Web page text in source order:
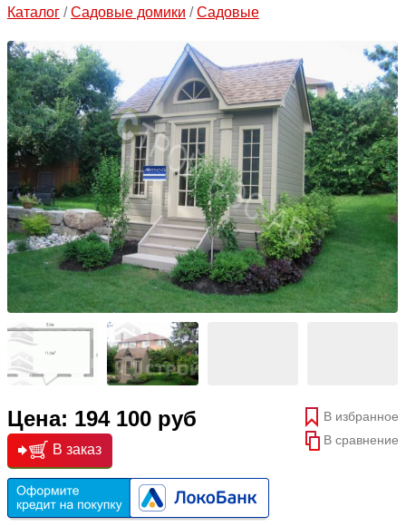
Наши работы
Сопутствующие товары
О компании
Контакты
Каталог /Садовые домики /Садовые
Цена: 194 100 руб
В избранное
В сравнение
В заказ